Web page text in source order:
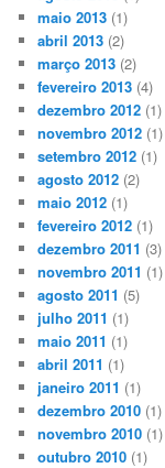
maio 2013 (1)
abril 2013 (2)
março 2013 (2)
fevereiro 2013 (4)
dezembro 2012 (1)
novembro 2012 (1)
setembro 2012 (1)
agosto 2012 (2)
maio 2012 (1)
fevereiro 2012 (1)
dezembro 2011 (3)
novembro 2011 (1)
agosto 2011 (5)
julho 2011 (1)
maio 2011 (1)
abril 2011 (1)
janeiro 2011 (1)
dezembro 2010 (1)
novembro 2010 (1)
outubro 2010 (1)